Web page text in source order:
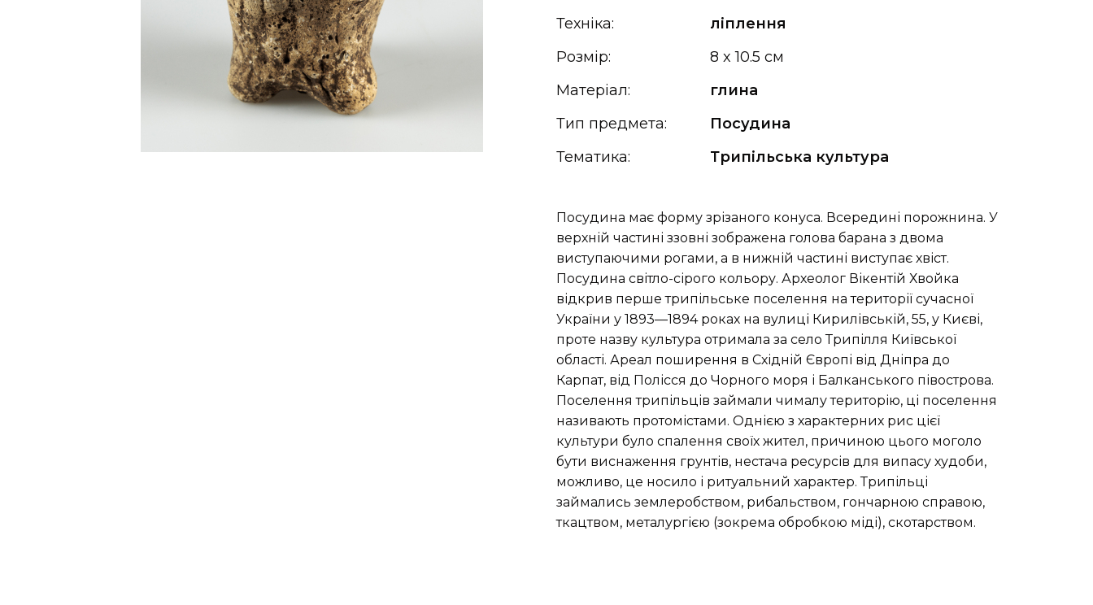
Техніка:
ліплення
Розмір:
8 x 10.5 см
Матеріал:
глина
Тип предмета:
Посудина
Тематика:
Трипільська культура
Посудина має форму зрізаного конуса. Всередині порожнина. У
верхній частині ззовні зображена голова барана з двома
виступаючими рогами, а в нижній частині виступає хвіст.
Посудина світло-сірого кольору. Археолог Вікентій Хвойка
відкрив перше трипільське поселення на території сучасної
України у 1893—1894 роках на вулиці Кирилівській, 55, у Києві,
проте назву культура отримала за село Трипілля Київської
області. Ареал поширення в Східній Європі від Дніпра до
Карпат, від Полісся до Чорного моря і Балканського півострова.
Поселення трипільців займали чималу територію, ці поселення
називають протомістами. Однією з характерних рис цієї
культури було спалення своїх жител, причиною цього моголо
бути виснаження грунтів, нестача ресурсів для випасу худоби,
можливо, це носило і ритуальний характер. Трипільці
займались землеробством, рибальством, гончарною справою,
ткацтвом, металургією (зокрема обробкою міді), скотарством.